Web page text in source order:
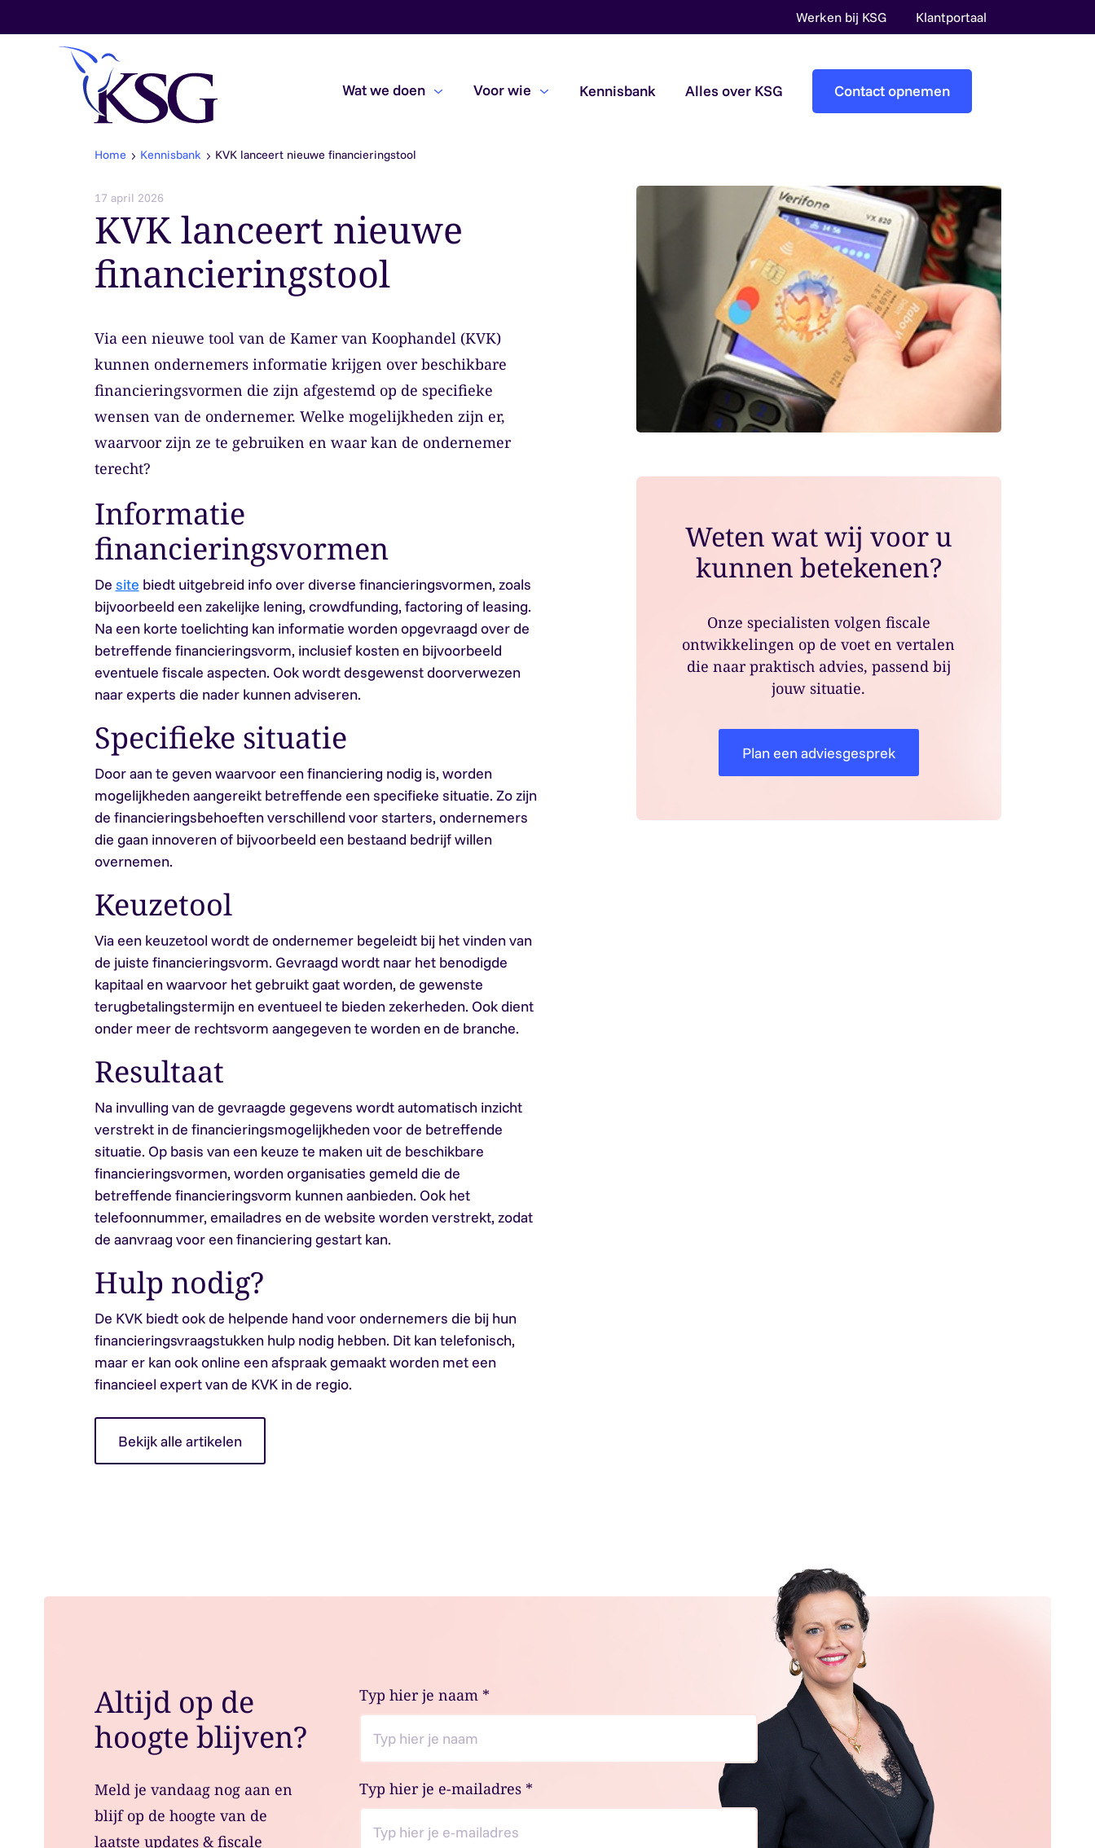
Werken bij KSG Klantportaal
Wat we doen
Belastingadvies
Payroll & Loonadvies
Pre-audit services
Overheidsaccountants
Voor wie Kennisbank Alles over KSG Contact opnemen
Home Kennisbank KVK lanceert nieuwe financieringstool
17 april 2026
KVK lanceert nieuwe
financieringstool
Via een nieuwe tool van de Kamer van Koophandel (KVK)
kunnen ondernemers informatie krijgen over beschikbare
financieringsvormen die zijn afgestemd op de specifieke
wensen van de ondernemer. Welke mogelijkheden zijn er,
waarvoor zijn ze te gebruiken en waar kan de ondernemer
terecht?
Informatie
financieringsvormen
De site biedt uitgebreid info over diverse financieringsvormen, zoals
bijvoorbeeld een zakelijke lening, crowdfunding, factoring of leasing.
Na een korte toelichting kan informatie worden opgevraagd over de
betreffende financieringsvorm, inclusief kosten en bijvoorbeeld
eventuele fiscale aspecten. Ook wordt desgewenst doorverwezen
naar experts die nader kunnen adviseren.
Specifieke situatie
Door aan te geven waarvoor een financiering nodig is, worden
mogelijkheden aangereikt betreffende een specifieke situatie. Zo zijn
de financieringsbehoeften verschillend voor starters, ondernemers
die gaan innoveren of bijvoorbeeld een bestaand bedrijf willen
overnemen.
Keuzetool
Via een keuzetool wordt de ondernemer begeleidt bij het vinden van
de juiste financieringsvorm. Gevraagd wordt naar het benodigde
kapitaal en waarvoor het gebruikt gaat worden, de gewenste
terugbetalingstermijn en eventueel te bieden zekerheden. Ook dient
onder meer de rechtsvorm aangegeven te worden en de branche.
Resultaat
Na invulling van de gevraagde gegevens wordt automatisch inzicht
verstrekt in de financieringsmogelijkheden voor de betreffende
situatie. Op basis van een keuze te maken uit de beschikbare
financieringsvormen, worden organisaties gemeld die de
betreffende financieringsvorm kunnen aanbieden. Ook het
telefoonnummer, emailadres en de website worden verstrekt, zodat
de aanvraag voor een financiering gestart kan.
Hulp nodig?
De KVK biedt ook de helpende hand voor ondernemers die bij hun
financieringsvraagstukken hulp nodig hebben. Dit kan telefonisch,
maar er kan ook online een afspraak gemaakt worden met een
financieel expert van de KVK in de regio.
Bekijk alle artikelen
Weten wat wij voor u
kunnen betekenen?
Onze specialisten volgen fiscale
ontwikkelingen op de voet en vertalen
die naar praktisch advies, passend bij
jouw situatie.
Plan een adviesgesprek
Altijd op de
hoogte blijven?
Meld je vandaag nog aan en
blijf op de hoogte van de
laatste updates & fiscale
Typ hier je naam *
Typ hier je e-mailadres *